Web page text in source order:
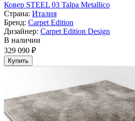
Ковер STEEL 03 Talpa Metallico
Страна: Италия
Бренд: Carpet Edition
Дизайнер: Carpet Edition Design
В наличии
329 090 ₽
Купить